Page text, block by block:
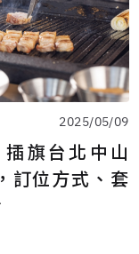
2025/05/09
旗台北中山
訂位方式、套